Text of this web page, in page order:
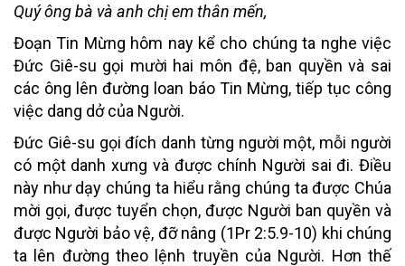
Quý ông bà và anh chị em thân mến,
Đoạn Tin Mừng hôm nay kể cho chúng ta nghe việc
Đức Giê-su gọi mười hai môn đệ, ban quyền và sai
các ông lên đường loan báo Tin Mừng, tiếp tục công
việc dang dở của Người.
Đức Giê-su gọi đích danh từng người một, mỗi người
có một danh xưng và được chính Người sai đi. Điều
này như dạy chúng ta hiểu rằng chúng ta được Chúa
mời gọi, được tuyển chọn, được Người ban quyền và
được Người bảo vệ, đỡ nâng (1Pr 2:5.9-10) khi chúng
ta lên đường theo lệnh truyền của Người. Hơn thế